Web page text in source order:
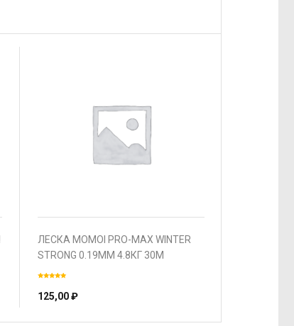
ЛЕСКА MOMOI PRO-MAX WINTER
STRONG 0.19ММ 4.8КГ 30М
ПРОЗРАЧНАЯ
125,00₽